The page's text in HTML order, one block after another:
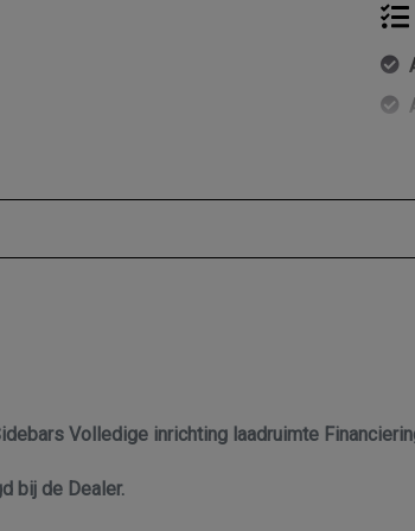
Volledige inrichting laadruimte
bij de Dealer.